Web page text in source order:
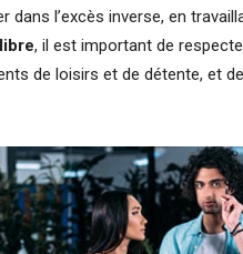
dans l’excès inverse, en
, il est important de
de loisirs et de détente, et